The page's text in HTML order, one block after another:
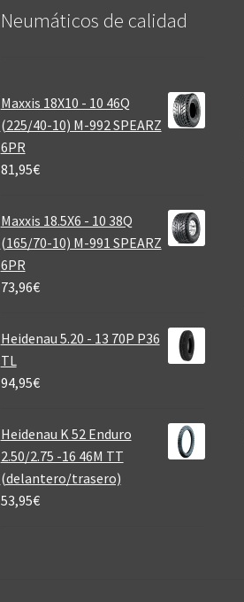
Neumáticos de calidad‎
Maxxis 18X10 - 10 46Q
(225/40-10) M-992 SPEARZ
6PR
81,95€
Maxxis 18.5X6 - 10 38Q
(165/70-10) M-991 SPEARZ
6PR
73,96€
Heidenau 5.20 - 13 70P P36
TL
94,95€
Heidenau K 52 Enduro
2.50/2.75 -16 46M TT
(delantero/trasero)
53,95€